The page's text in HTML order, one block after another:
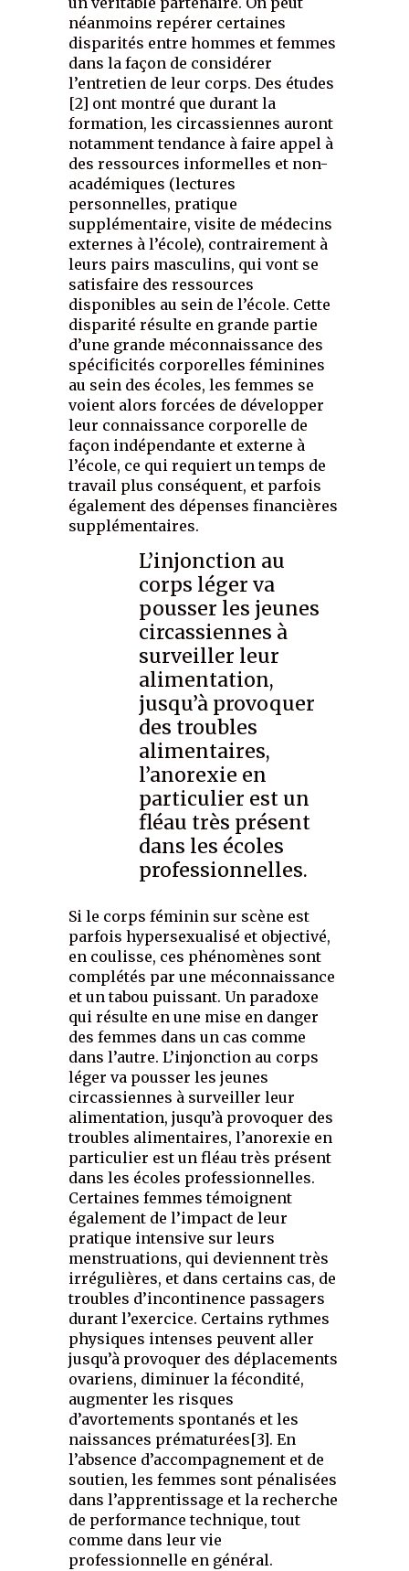
néanmoins repérer certaines
disparités entre hommes et femmes
dans la façon de considérer
l’entretien de leur corps. Des études
[2] ont montré que durant la
formation, les circassiennes auront
notamment tendance à faire appel à
des ressources informelles et non-
académiques (lectures
personnelles, pratique
supplémentaire, visite de médecins
externes à l’école), contrairement à
leurs pairs masculins, qui vont se
satisfaire des ressources
disponibles au sein de l’école. Cette
disparité résulte en grande partie
d’une grande méconnaissance des
spécificités corporelles féminines
au sein des écoles, les femmes se
voient alors forcées de développer
leur connaissance corporelle de
façon indépendante et externe à
l’école, ce qui requiert un temps de
travail plus conséquent, et parfois
également des dépenses financières
supplémentaires.
L’injonction au
corps léger va
pousser les jeunes
circassiennes à
surveiller leur
alimentation,
jusqu’à provoquer
des troubles
alimentaires,
l’anorexie en
particulier est un
fléau très présent
dans les écoles
professionnelles.
Si le corps féminin sur scène est
parfois hypersexualisé et objectivé,
en coulisse, ces phénomènes sont
complétés par une méconnaissance
et un tabou puissant. Un paradoxe
qui résulte en une mise en danger
des femmes dans un cas comme
dans l’autre. L’injonction au corps
léger va pousser les jeunes
circassiennes à surveiller leur
alimentation, jusqu’à provoquer des
troubles alimentaires, l’anorexie en
particulier est un fléau très présent
dans les écoles professionnelles.
Certaines femmes témoignent
également de l’impact de leur
pratique intensive sur leurs
menstruations, qui deviennent très
irrégulières, et dans certains cas, de
troubles d’incontinence passagers
durant l’exercice. Certains rythmes
physiques intenses peuvent aller
jusqu’à provoquer des déplacements
ovariens, diminuer la fécondité,
augmenter les risques
d’avortements spontanés et les
naissances prématurées[3]. En
l’absence d’accompagnement et de
soutien, les femmes sont pénalisées
dans l’apprentissage et la recherche
de performance technique, tout
comme dans leur vie
professionnelle en général.